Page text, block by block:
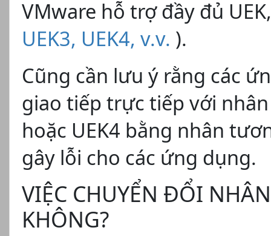
VMware hỗ trợ đầy đủ
UEK3, UEK4, v.v. ).
Cũng cần lưu ý rằng các
giao tiếp trực tiếp với
hoặc UEK4 bằng nhân
gây lỗi cho các ứng dụng.
VIỆC CHUYỂN ĐỔI
KHÔNG?